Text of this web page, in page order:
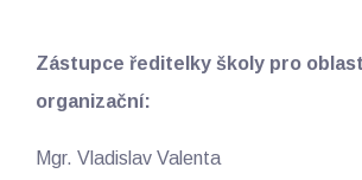
Zástupce ředitelky školy pro
organizační:
Mgr. Vladislav Valenta